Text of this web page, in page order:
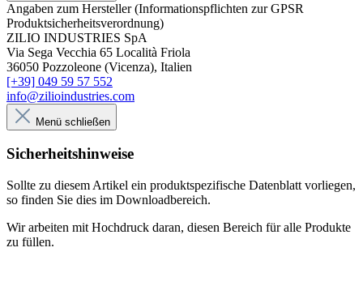
Angaben zum Hersteller (Informationspflichten zur GPSR
Produktsicherheitsverordnung)
ZILIO INDUSTRIES SpA
Via Sega Vecchia 65 Località Friola
36050 Pozzoleone (Vicenza), Italien
[+39] 049 59 57 552
info@zilioindustries.com
Menü schließen
Sicherheitshinweise
Sollte zu diesem Artikel ein produktspezifische Datenblatt vorliegen,
so finden Sie dies im Downloadbereich.
Wir arbeiten mit Hochdruck daran, diesen Bereich für alle Produkte
zu füllen.